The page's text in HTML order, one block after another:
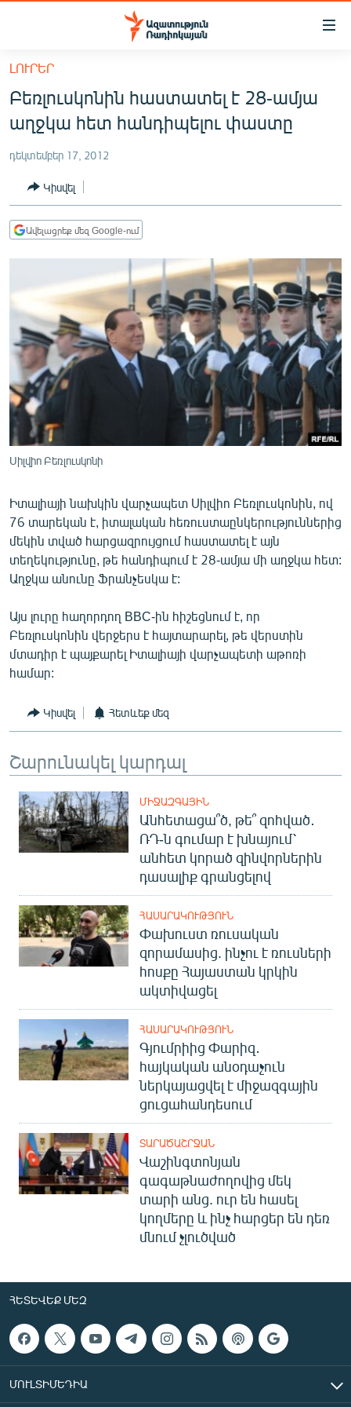
Մատչելիության
հիմնական
բովանդակությանը
հիմնական
մենյուին
ՀԱՅԱՍՏԱՆ
ՔԱՂԱՔԱԿԱՆ
ԸՆՏՐՈՒԹՅՈՒՆՆԵՐ 2026
ԻՐԱՎՈՒՆՔ
ՀԱՍԱՐԱԿՈՒԹՅՈՒՆ
ՂԱՐԱԲԱՂ
ՊԱՏԵՐԱԶՄԻ 6 ՇԱԲԱԹՆԵՐԸ
ՏԱՐԱԾԱՇՐՋԱՆ
ՄԻՋԱԶԳԱՅԻՆ
ՄՇԱԿՈՒՅԹ
ՍՊՈՐՏ
ՄԵԿՆԱԲԱՆՈՒԹՅՈՒՆ
ԿՈՐՈՆԱՎԻՐՈՒՍ
ԱՐԽԻՎ
ՏԵՍԱՆՅՈՒԹԵՐ
ԲԱՆԱՎԵՃ
ՁԳՏԵԼՈՎ ԼԱՎԱԳՈՒՅՆԻՆ
ՓՈԴՔԱՍԹ
English
«Ազատության» բոլոր կայքերը
ԼՈՒՐԵՐ
Բեռլուսկոնին հաստատել է 28-ամյա
աղջկա հետ հանդիպելու փաստը
դեկտեմբեր 17, 2012
Կիսվել
Ավելացրեք մեզ Google-ում
Սիլվիո Բեռլուսկոնի
Իտալիայի նախկին վարչապետ Սիլվիո Բեռլուսկոնին, ով
76 տարեկան է, իտալական հեռուստաընկերություններից
մեկին տված հարցազրույցում հաստատել է այն
տեղեկությունը, թե հանդիպում է 28-ամյա մի աղջկա հետ:
Աղջկա անունը Ֆրանչեսկա է:
Այս լուրը հաղորդող BBC-ին հիշեցնում է, որ
Բեռլուսկոնին վերջերս է հայտարարել, թե վերստին
մտադիր է պայքարել Իտալիայի վարչապետի աթոռի
համար:
Կիսվել Հետևեք մեզ
Շարունակել կարդալ
ՄԻՋԱԶԳԱՅԻՆ
Անհետացա՞ծ, թե՞ զոհված․
ՌԴ-ն գումար է խնայում՝
անհետ կորած զինվորներին
դասալիք գրանցելով
ՀԱՍԱՐԱԿՈՒԹՅՈՒՆ
Փախուստ ռուսական
զորամասից. ինչու է ռուսների
հոսքը Հայաստան կրկին
ակտիվացել
ՀԱՍԱՐԱԿՈՒԹՅՈՒՆ
Գյումրիից Փարիզ․
հայկական անօդաչուն
ներկայացվել է միջազգային
ցուցահանդեսում
ՏԱՐԱԾԱՇՐՋԱՆ
Վաշինգտոնյան
գագաթնաժողովից մեկ
տարի անց. ուր են հասել
կողմերը և ինչ հարցեր են դեռ
մնում չլուծված
ՀԵՏԵՎԵՔ ՄԵԶ
ՄՈՒԼՏԻՄԵԴԻԱ